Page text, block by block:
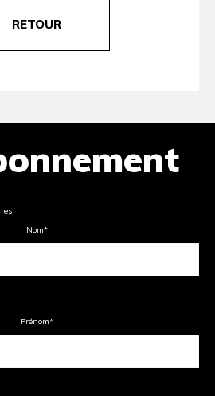
RETOUR
Nom*
Prénom*